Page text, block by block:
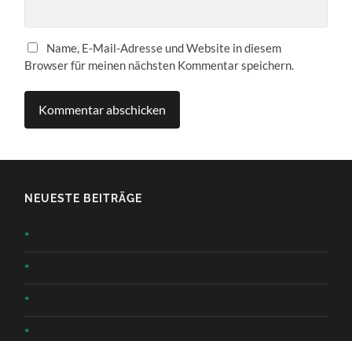
Name, E-Mail-Adresse und Website in diesem
Browser für meinen nächsten Kommentar speichern.
NEUESTE BEITRÄGE
*
*
*
*